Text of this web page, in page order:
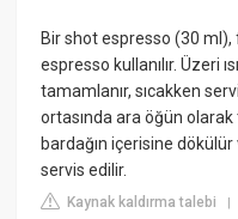
Bir shot espresso (30 ml),
espresso kullanılır. Üzeri
tamamlanır, sıcakken
ortasında ara öğün
bardağın içerisine
servis edilir.
Kaynak kaldırma talebi